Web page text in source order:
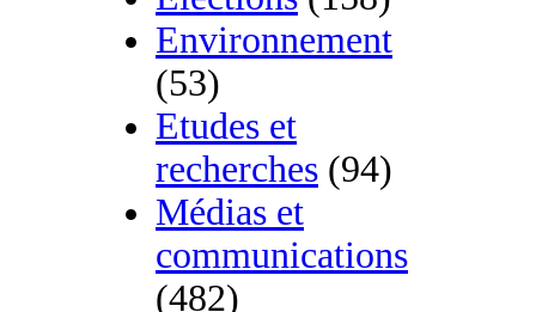
Environnement
(53)
Etudes et
recherches (94)
Médias et
communications
(482)